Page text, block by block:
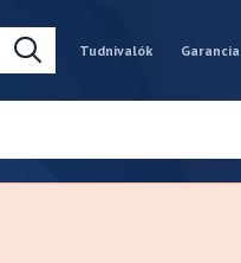
Tudnivalók Garancia